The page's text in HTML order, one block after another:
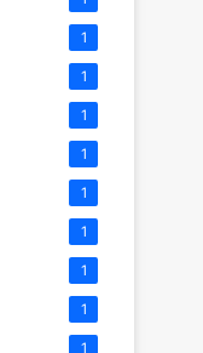
1
1
1
1
1
1
1
1
1